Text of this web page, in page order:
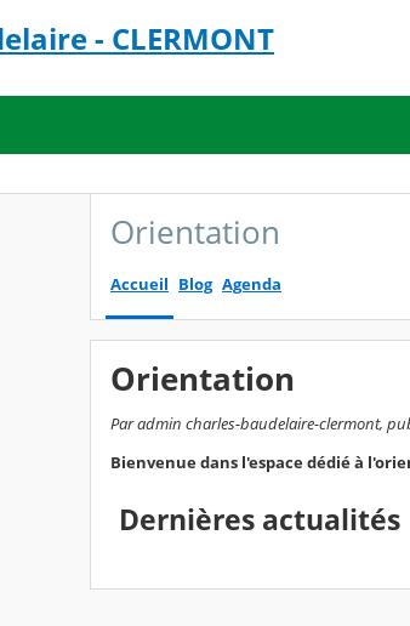
- CLERMONT
Orientation
Accueil Blog Agenda
Orientation
Par admin charles-baudelaire-clermont,
Bienvenue dans l'espace dédié à
Dernières actualités